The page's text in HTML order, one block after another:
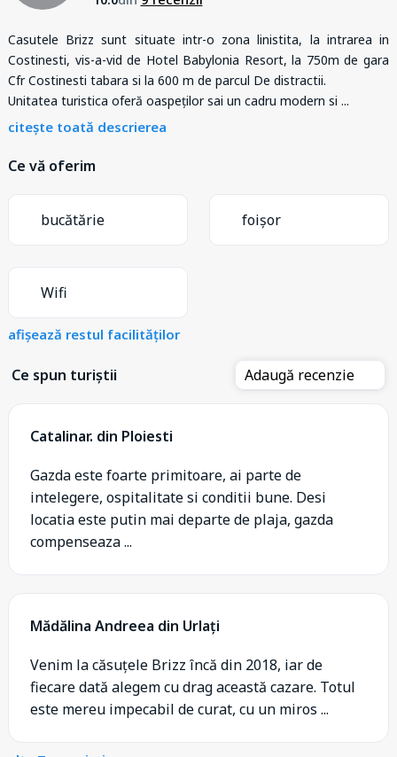
Casutele Brizz sunt situate intr-o zona linistita, la intrarea in
Costinesti, vis-a-vid de Hotel Babylonia Resort, la 750m de gara
Cfr Costinesti tabara si la 600 m de parcul De distractii.
Unitatea turistica oferă oaspeților sai un cadru modern si ...
citește toată descrierea
Ce vă oferim
bucătărie foișor
Wifi
afișează restul facilităților
Ce spun turiștii Adaugă recenzie
Catalinar. din Ploiesti
Gazda este foarte primitoare, ai parte de
intelegere, ospitalitate si conditii bune. Desi
locatia este putin mai departe de plaja, gazda
compenseaza ...
Mădălina Andreea din Urlați
Venim la căsuțele Brizz încă din 2018, iar de
fiecare dată alegem cu drag această cazare. Totul
este mereu impecabil de curat, cu un miros ...